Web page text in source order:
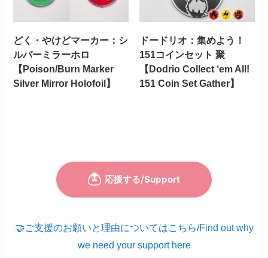
どく・やけどマーカー：シ
ルバーミラーホロ
【Poison/Burn Marker
Silver Mirror Holofoil】
ドードリオ：集めよう！
151コインセット 聚
【Dodrio Collect ‘em All!
151 Coin Set Gather】
🤝ご支援のお願いと理由についてはこちら/Find out why
we need your support here